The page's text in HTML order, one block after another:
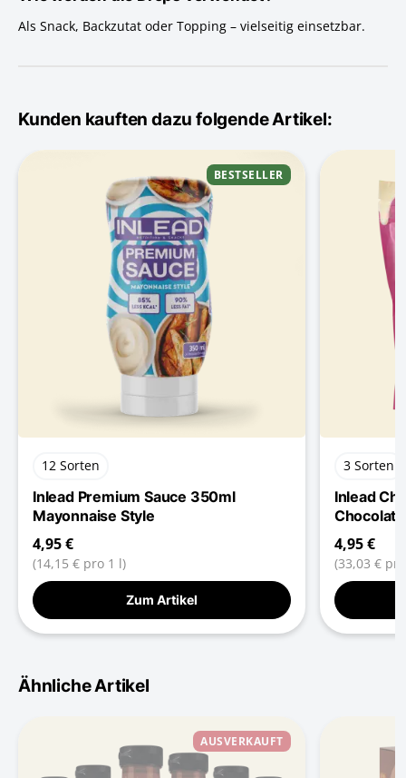
Als Snack, Backzutat oder Topping – vielseitig einsetzbar.
Kunden kauften dazu folgende Artikel:
BESTSELLER
12 Sorten
Inlead Premium Sauce 350ml
Mayonnaise Style
4,95 €
(14,15 € pro 1 l)
Zum Artikel
3 Sorten
Inlead
Chocolate
4,95 €
(33,03 €
Ähnliche Artikel
AUSVERKAUFT